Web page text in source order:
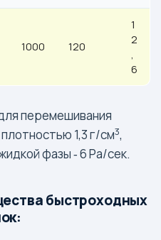
1000 120
1
2
,
6
перемешивания
1,3 г/см3,
фазы ‐ 6 Ра/сек.
быстроходных